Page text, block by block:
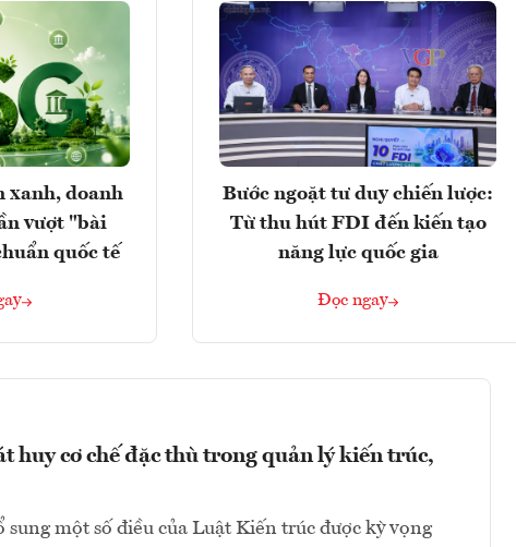
xanh, doanh
vượt "bài
quốc tế
Bước ngoặt tư duy chiến lược:
Từ thu hút FDI đến kiến tạo
năng lực quốc gia
Đọc ngay
huy cơ chế đặc thù trong quản lý kiến trúc,
sung một số điều của Luật Kiến trúc được kỳ vọng